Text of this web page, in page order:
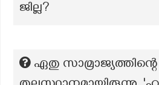
ജില്ല?
ഏതു സാമ്രാജ്യത്തിന്റെ